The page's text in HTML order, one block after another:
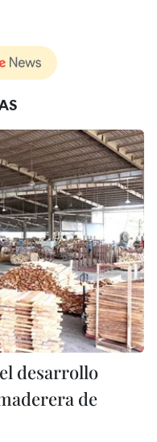
desarrollo
de